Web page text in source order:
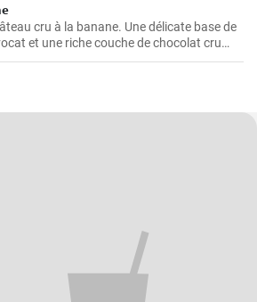
cru à la banane. Une délicate base de
et une riche couche de chocolat cru
de saveurs.